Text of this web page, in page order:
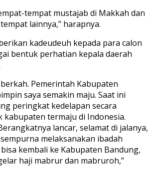
tempat mustajab di Makkah dan
lainnya,” harapnya.
kadeudeuh kepada para calon
bentuk perhatian kepala daerah
Pemerintah Kabupaten
saya semakin maju. Saat ini
peringkat kedelapan secara
kabupaten termaju di Indonesia.
lancar, selamat di jalanya,
melaksanakan ibadah
kembali ke Kabupaten Bandung,
haji mabrur dan mabruroh,”